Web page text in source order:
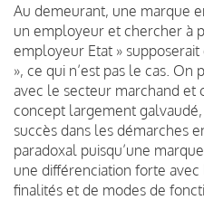
Au demeurant, une marque
un employeur et chercher à
employeur Etat »
», ce qui n’est pas le cas.
avec le secteur marchand et
concept largement
succès dans les démarches
paradoxal puisqu’une
une différenciation forte
finalités et de modes de